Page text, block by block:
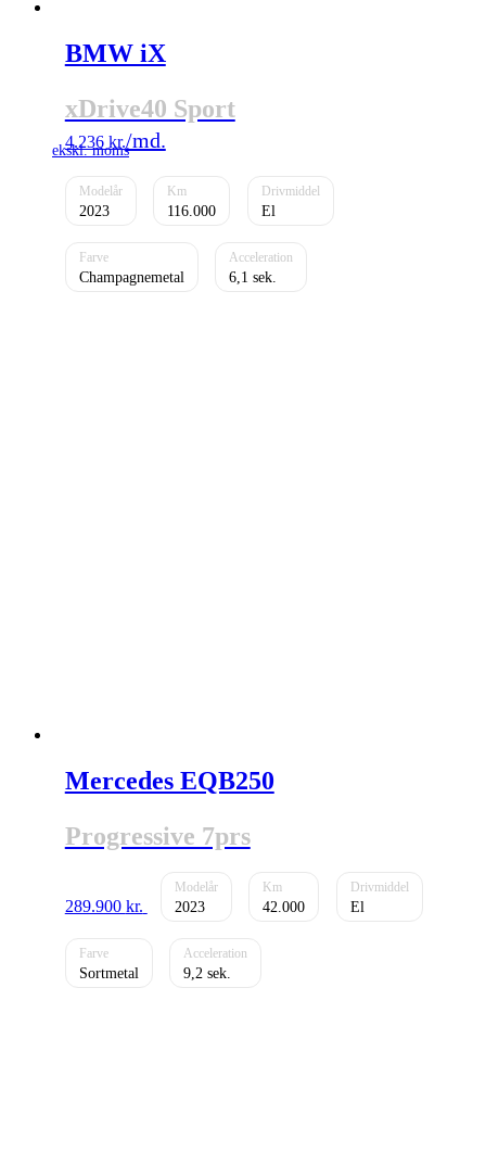
BMW iX
xDrive40 Sport
4.236 kr.
2023 116.000 El
Champagnemetal 6,1
Mercedes EQB250
Progressive 7prs
289.900 kr. 2023 42.000 El
Sortmetal 9,2